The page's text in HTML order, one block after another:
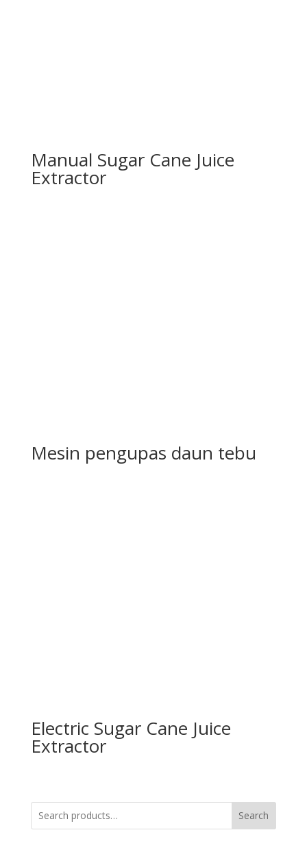
Manual Sugar Cane Juice
Extractor
Mesin pengupas daun tebu
Electric Sugar Cane Juice
Extractor
Search